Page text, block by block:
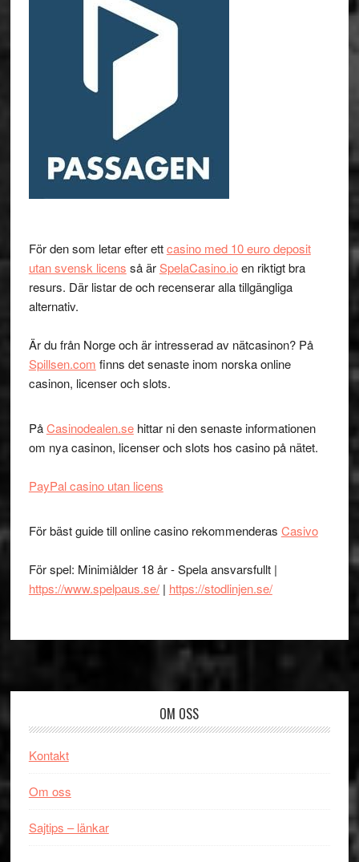
För den som letar efter ettcasino med 10 euro deposit
utan svensk licens så ärSpelaCasino.ioen riktigt bra
resurs. Där listar de och recenserar alla tillgängliga
alternativ.
Är du från Norge och är intresserad av nätcasinon? På
Spillsen.com finns det senaste inom norska online
casinon, licenser och slots.
PåCasinodealen.sehittar ni den senaste informationen
om nya casinon, licenser och slots hos casino på nätet.
PayPal casino utan licens
För bäst guide till online casino rekommenderas Casivo
För spel: Minimiålder 18 år - Spela ansvarsfullt |
https://www.spelpaus.se/| https://stodlinjen.se/
OM OSS
Kontakt
Om oss
Sajtips – länkar